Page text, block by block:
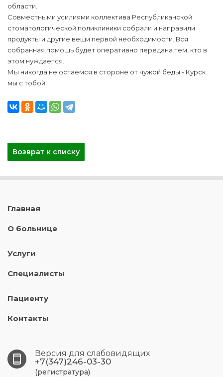
области.
Совместными усилиями коллектива Республиканской
стоматологической поликлиники собрали и направили
продукты и другие вещи первой необходимости. Вся
собранная помощь будет оперативно передана тем, кто в
этом нуждается.
Мы никогда не остаемся в стороне от чужой беды - Курск
мы с тобой!
Возврат к списку
Главная
О больнице
Услуги
Специалисты
Пациенту
Контакты
Версия для слабовидящих
+7(347)246-03-30
(регистратура)